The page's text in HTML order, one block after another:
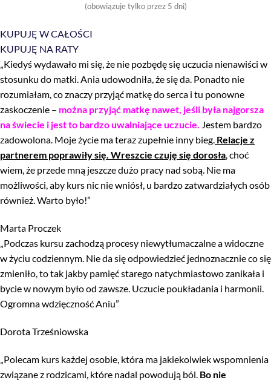
(obowiązuje tylko przez 5 dni)
KUPUJĘ W CAŁOŚCI
KUPUJĘ NA RATY
„Kiedyś wydawało mi się, że nie pozbędę się uczucia nienawiści w
stosunku do matki. Ania udowodniła, że się da. Ponadto nie
rozumiałam, co znaczy przyjąć matkę do serca i tu ponowne
zaskoczenie – można przyjąć matkę nawet, jeśli była najgorsza
na świecie i jest to bardzo uwalniające uczucie. Jestem bardzo
zadowolona. Moje życie ma teraz zupełnie inny bieg. Relacje z
partnerem poprawiły się. Wreszcie czuję się dorosła, choć
wiem, że przede mną jeszcze dużo pracy nad sobą. Nie ma
możliwości, aby kurs nic nie wniósł, u bardzo zatwardziałych osób
również. Warto było!”
Marta Proczek
„Podczas kursu zachodzą procesy niewytłumaczalne a widoczne
w życiu codziennym. Nie da się odpowiedzieć jednoznacznie co się
zmieniło, to tak jakby pamięć starego natychmiastowo zanikała i
bycie w nowym było od zawsze. Uczucie poukładania i harmonii.
Ogromna wdzięczność Aniu”
Dorota Trześniowska
„Polecam kurs każdej osobie, która ma jakiekolwiek wspomnienia
związane z rodzicami, które nadal powodują ból. Bo nie